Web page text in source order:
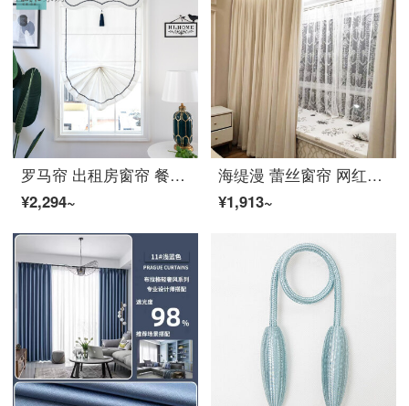
罗马帘 出租房窗帘 餐厅窗帘ins北欧风格纯色棉リネン窗帘卧室餐厅现代简约扇形罗马帘升降帘定制 #极简主义#藏蓝色花边 成品帘，每平米，含轨道
¥2,294~
海缇漫 蕾丝窗帘 网红流行新款双层公主风女孩卧室客厅レース幔遮光ファブリック生地既製カーテン北欧简约 纯米双层(加厚ファブリック生地料） 2.5宽*2.7米高一片打孔款
¥1,913~